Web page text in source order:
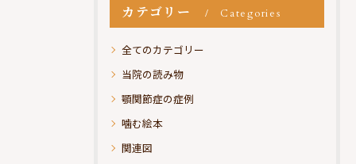
カテゴリー Categories
全てのカテゴリー
当院の読み物
顎関節症の症例
噛む絵本
関連図